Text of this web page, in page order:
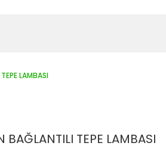
LAMBASI
TEPE LAMBASI